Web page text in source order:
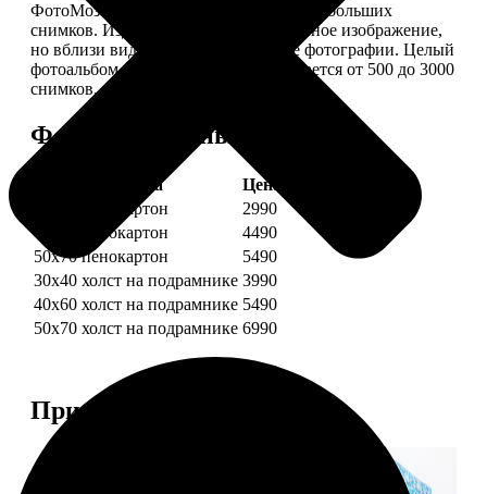
ФотоМозаика – это картина из сотен небольших
снимков. Издалека смотрится как единое изображение,
но вблизи видно, что это отдельные фотографии. Целый
фотоальбом в одной картине: помещается от 500 до 3000
снимков.
Форматы и цены
Услуга
Цена, руб.
30х40 пенокартон
2990
40х60 пенокартон
4490
50х70 пенокартон
5490
30х40 холст на подрамнике 3990
40х60 холст на подрамнике 5490
50х70 холст на подрамнике 6990
Примеры работ